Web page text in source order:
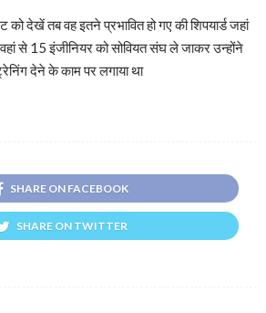
देखें तब वह इतने प्रभावित हो गए की शिपयार्ड जहां
वहां से 15 इंजीनियर को सोवियत संघ ले जाकर उन्होंने
देने के काम पर लगाया था
SHARE ON FACEBOOK
SHARE ON TWITTER